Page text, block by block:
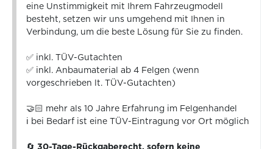
eine Unstimmigkeit mit Ihrem Fahrzeugmodell
besteht, setzen wir uns umgehend mit Ihnen in
Verbindung, um die beste Lösung für Sie zu finden.
✅ inkl. TÜV-Gutachten
✅ inkl. Anbaumaterial ab 4 Felgen (wenn
vorgeschrieben lt. TÜV-Gutachten)
🤝🏻 mehr als 10 Jahre Erfahrung im Felgenhandel
ℹ️ bei Bedarf ist eine TÜV-Eintragung vor Ort möglich
🔄30-Tage-Rückgaberecht, sofern keine